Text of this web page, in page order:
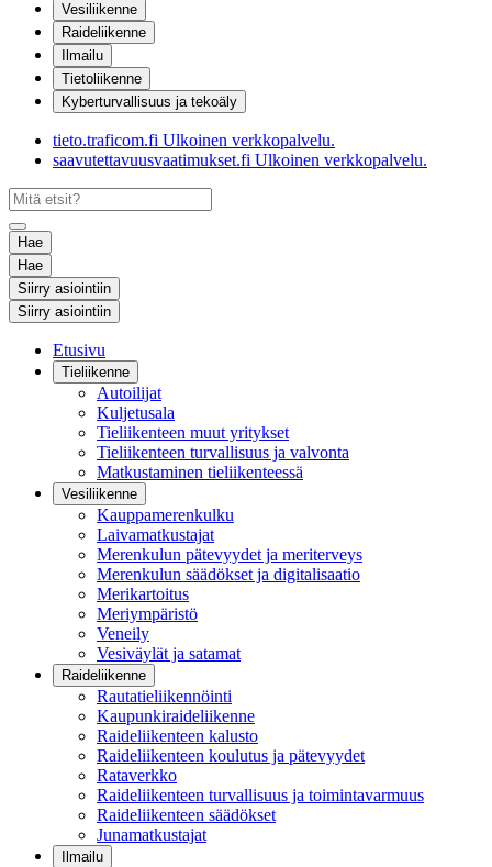
Vesiliikenne
Raideliikenne
Ilmailu
Tietoliikenne
Kyberturvallisuus ja tekoäly
tieto.traficom.fi Ulkoinen verkkopalvelu.
saavutettavuusvaatimukset.fi Ulkoinen verkkopalvelu.
Hae
Hae
Siirry asiointiin
Siirry asiointiin
Etusivu
Tieliikenne
Autoilijat
Kuljetusala
Tieliikenteen muut yritykset
Tieliikenteen turvallisuus ja valvonta
Matkustaminen tieliikenteessä
Vesiliikenne
Kauppamerenkulku
Laivamatkustajat
Merenkulun pätevyydet ja meriterveys
Merenkulun säädökset ja digitalisaatio
Merikartoitus
Meriympäristö
Veneily
Vesiväylät ja satamat
Raideliikenne
Rautatieliikennöinti
Kaupunkiraideliikenne
Raideliikenteen kalusto
Raideliikenteen koulutus ja pätevyydet
Rataverkko
Raideliikenteen turvallisuus ja toimintavarmuus
Raideliikenteen säädökset
Junamatkustajat
Ilmailu